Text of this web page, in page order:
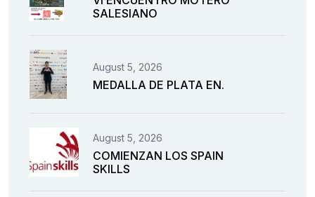
SALESIANO
August 5, 2026
MEDALLA DE PLATA EN.
August 5, 2026
COMIENZAN LOS SPAIN
SKILLS